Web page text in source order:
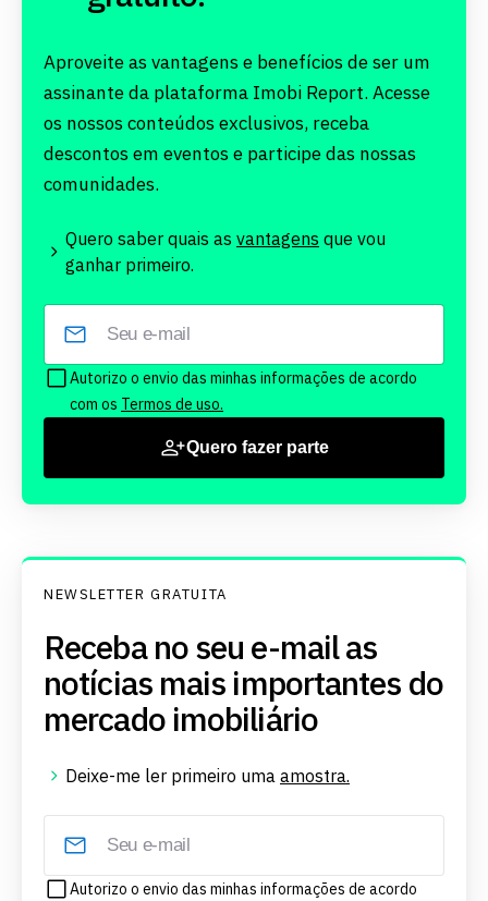
Aproveite as vantagens e benefícios de ser um
assinante da plataforma Imobi Report. Acesse
os nossos conteúdos exclusivos, receba
descontos em eventos e participe das nossas
comunidades.
Quero saber quais as vantagens que vou
ganhar primeiro.
Autorizo o envio das minhas informações de acordo
com os Termos de uso.
Quero fazer parte
NEWSLETTER GRATUITA
Receba no seu e-mail as
notícias mais importantes do
mercado imobiliário
Deixe-me ler primeiro uma amostra.
Autorizo o envio das minhas informações de acordo